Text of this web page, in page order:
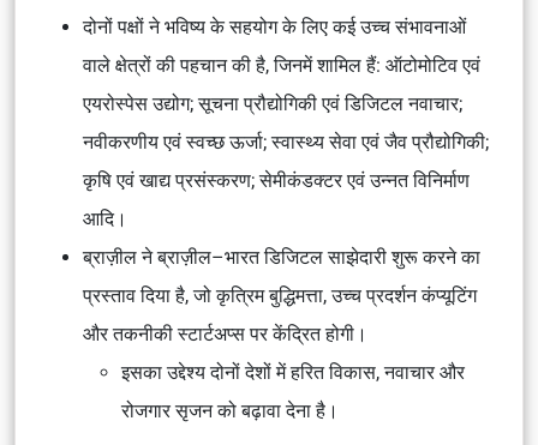
दोनों पक्षों ने भविष्य के सहयोग के लिए कई उच्च संभावनाओं
वाले क्षेत्रों की पहचान की है, जिनमें शामिल हैं: ऑटोमोटिव एवं
एयरोस्पेस उद्योग; सूचना प्रौद्योगिकी एवं डिजिटल नवाचार;
नवीकरणीय एवं स्वच्छ ऊर्जा; स्वास्थ्य सेवा एवं जैव प्रौद्योगिकी;
कृषि एवं खाद्य प्रसंस्करण; सेमीकंडक्टर एवं उन्नत विनिर्माण
आदि।
ब्राज़ील ने ब्राज़ील–भारत डिजिटल साझेदारी शुरू करने का
प्रस्ताव दिया है, जो कृत्रिम बुद्धिमत्ता, उच्च प्रदर्शन कंप्यूटिंग
और तकनीकी स्टार्टअप्स पर केंद्रित होगी।
इसका उद्देश्य दोनों देशों में हरित विकास, नवाचार और
रोजगार सृजन को बढ़ावा देना है।